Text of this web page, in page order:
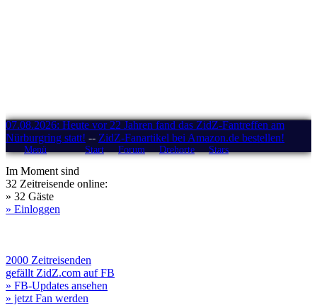
07.08.2026: Heute vor 22 Jahren fand das ZidZ-Fantreffen am
Nürburgring statt! -- ZidZ-Fanartikel bei Amazon.de bestellen!
Menü Start Forum Drehorte Stars
Im Moment sind
32 Zeitreisende online:
» 32 Gäste
» Einloggen
2000 Zeitreisenden
gefällt ZidZ.com auf FB
» FB-Updates ansehen
» jetzt Fan werden